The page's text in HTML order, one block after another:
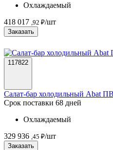
Охлаждаемый
418 017 ,92 ₽/шт
Заказать
117822
Салат-бар холодильный Abat
Срок поставки 68 дней
Охлаждаемый
329 936 ,45 ₽/шт
Заказать